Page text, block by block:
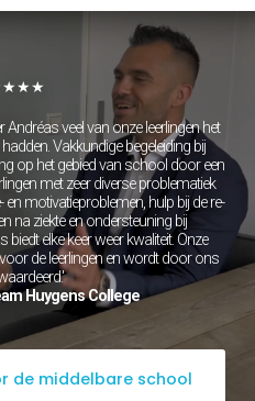
hbo
| Pabo
en
| Pabo
21+ toelating
voorbereiden
rekenen
Andréas veel van onze leerlingen het
Vakkundige begeleiding bij
op het gebied van school door een
met zeer diverse problematiek
motivatieproblemen, hulp bij de re-
na ziekte en ondersteuning bij
elke keer weer kwaliteit. Onze
de leerlingen en wordt door ons
Huygens College
de middelbare school